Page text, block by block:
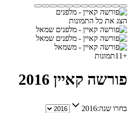
הצג את כל התמונות
+
11תמונות
פורשה קאיין 2016
בחרו שנה:2016